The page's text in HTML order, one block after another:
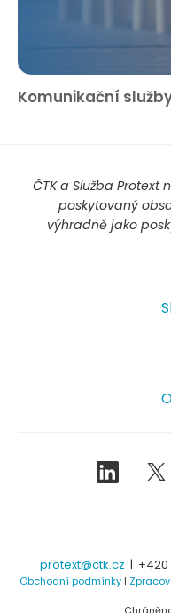
Komunikační
ČTK a Služba
poskytovaný
výhradně jako
LinkedIn
protext@ctk.cz | +420
Obchodní podmínky|